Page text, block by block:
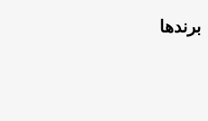
برندها